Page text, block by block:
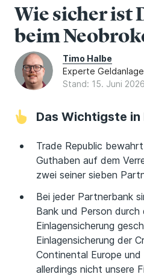
Wie sicher ist
beim
Timo Halbe
Experte Geldanlage
Stand: 15. Juni 2026
Das Wichtigste in
Trade Republic
Guthaben auf dem
zwei seiner sieben
Bei jeder Partnerbank
Bank und Person
Einlagensicherung
Einlagensicherung der
Continental Europe
allerdings nicht unsere